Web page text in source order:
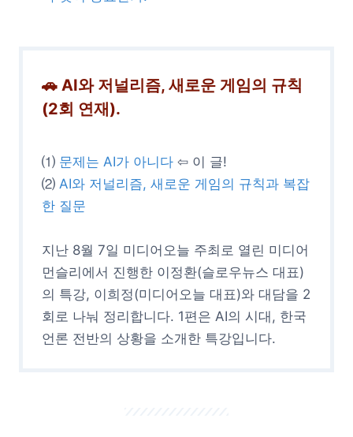
🚗 AI와 저널리즘, 새로운 게임의 규칙
(2회 연재).
⑴ 문제는 AI가 아니다 ⇦ 이 글!
⑵ AI와 저널리즘, 새로운 게임의 규칙과 복잡
한 질문
지난 8월 7일 미디어오늘 주최로 열린 미디어
먼슬리에서 진행한 이정환(슬로우뉴스 대표)
의 특강, 이희정(미디어오늘 대표)와 대담을 2
회로 나눠 정리합니다. 1편은 AI의 시대, 한국
언론 전반의 상황을 소개한 특강입니다.